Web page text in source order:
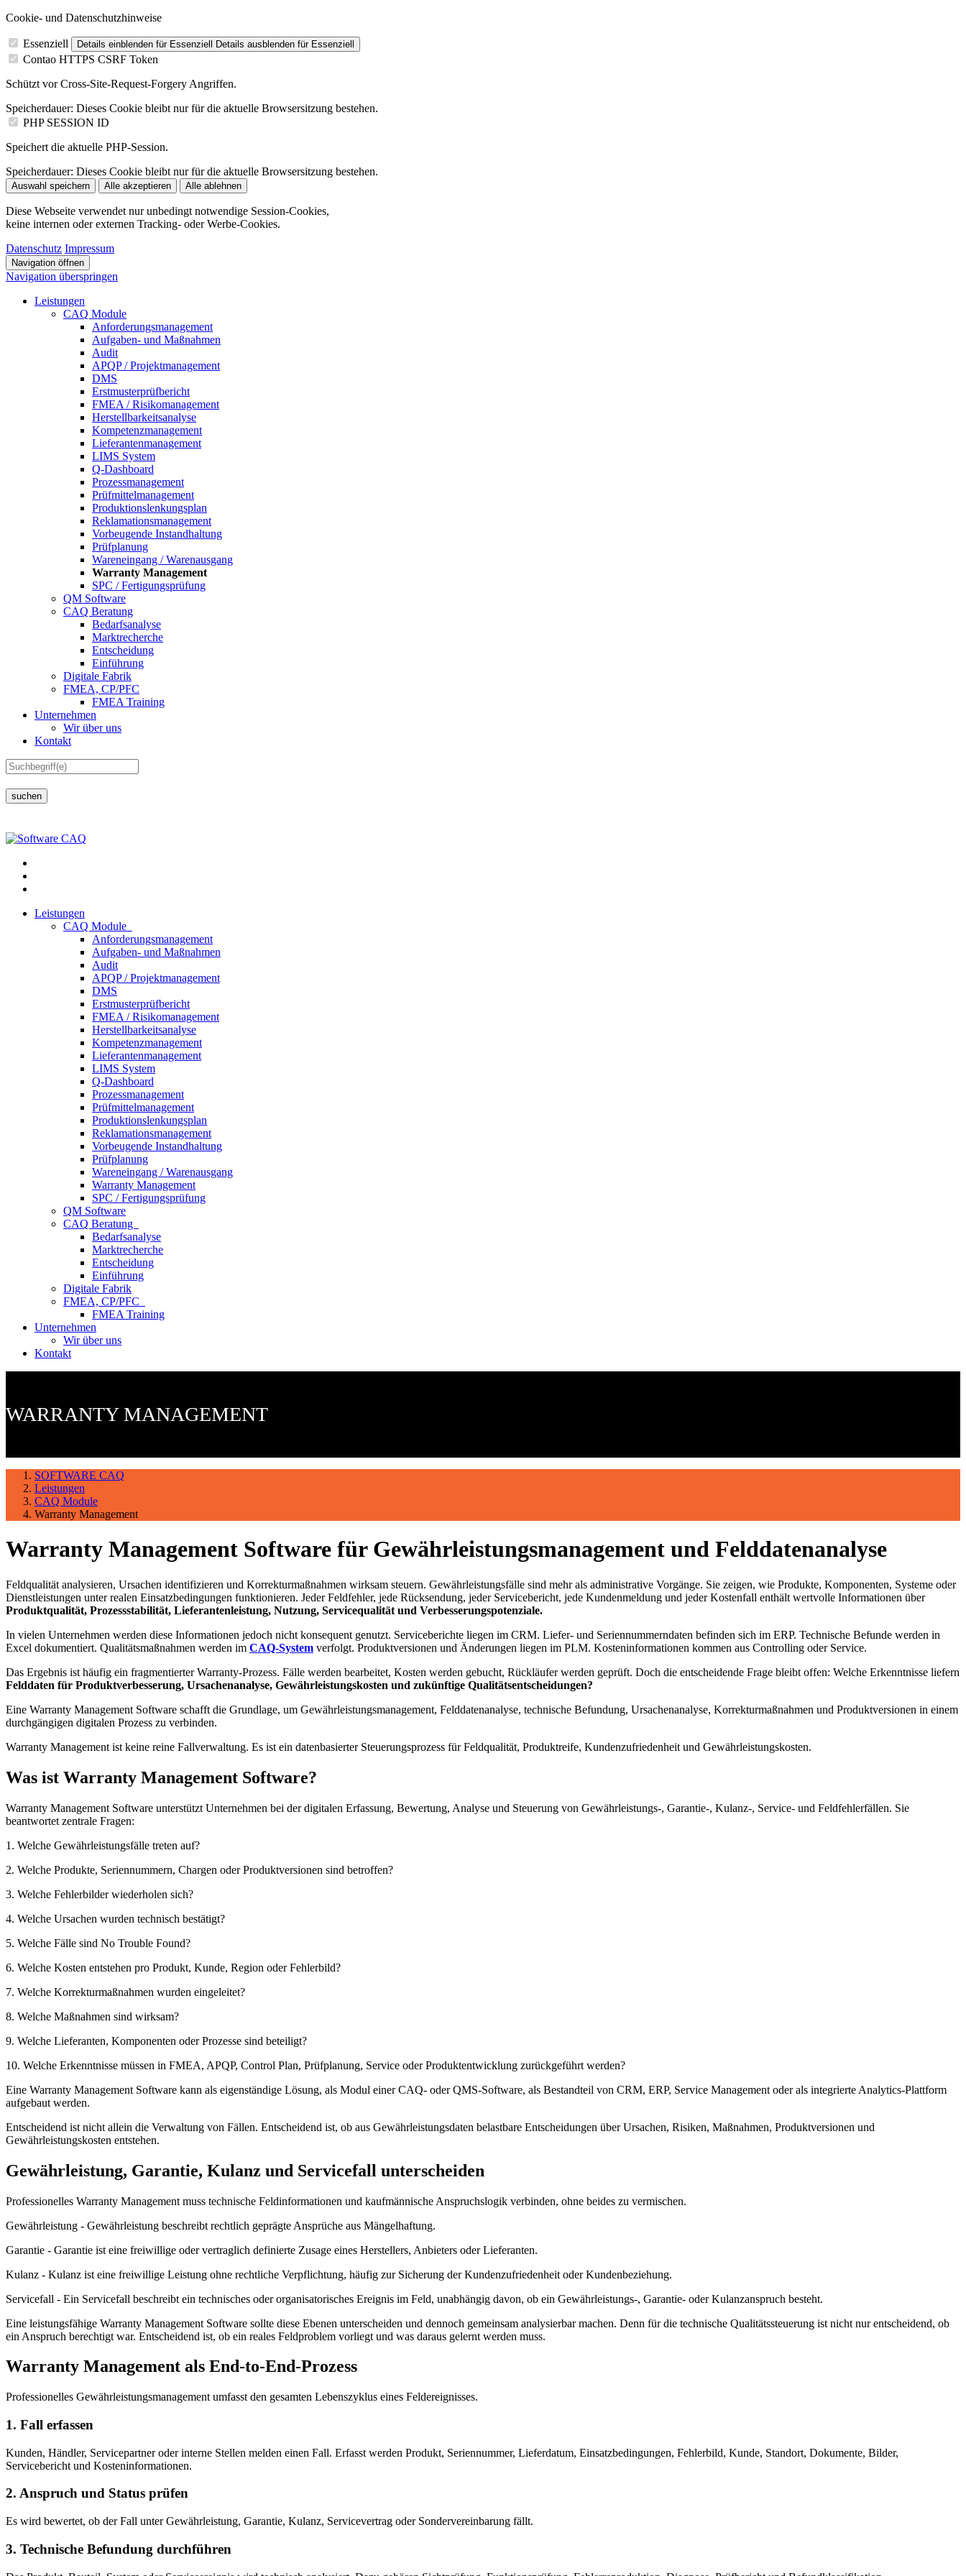
Cookie- und Datenschutzhinweise
Essenziell Details einblenden für Essenziell Details ausblenden für Essenziell
Contao HTTPS CSRF Token
Schützt vor Cross-Site-Request-Forgery Angriffen.
Speicherdauer: Dieses Cookie bleibt nur für die aktuelle Browsersitzung bestehen.
PHP SESSION ID
Speichert die aktuelle PHP-Session.
Speicherdauer: Dieses Cookie bleibt nur für die aktuelle Browsersitzung bestehen.
Auswahl speichern Alle akzeptieren Alle ablehnen
Diese Webseite verwendet nur unbedingt notwendige Session-Cookies,
keine internen oder externen Tracking- oder Werbe-Cookies.
Datenschutz Impressum
Navigation öffnen
Navigation überspringen
Leistungen
CAQ Module
Anforderungsmanagement
Aufgaben- und Maßnahmen
Audit
APQP / Projektmanagement
DMS
Erstmusterprüfbericht
FMEA / Risikomanagement
Herstellbarkeitsanalyse
Kompetenzmanagement
Lieferantenmanagement
LIMS System
Q-Dashboard
Prozessmanagement
Prüfmittelmanagement
Produktionslenkungsplan
Reklamationsmanagement
Vorbeugende Instandhaltung
Prüfplanung
Wareneingang / Warenausgang
Warranty Management
SPC / Fertigungsprüfung
QM Software
CAQ Beratung
Bedarfsanalyse
Marktrecherche
Entscheidung
Einführung
Digitale Fabrik
FMEA, CP/PFC
FMEA Training
Unternehmen
Wir über uns
Kontakt
suchen
Leistungen
CAQ Module
Anforderungsmanagement
Aufgaben- und Maßnahmen
Audit
APQP / Projektmanagement
DMS
Erstmusterprüfbericht
FMEA / Risikomanagement
Herstellbarkeitsanalyse
Kompetenzmanagement
Lieferantenmanagement
LIMS System
Q-Dashboard
Prozessmanagement
Prüfmittelmanagement
Produktionslenkungsplan
Reklamationsmanagement
Vorbeugende Instandhaltung
Prüfplanung
Wareneingang / Warenausgang
Warranty Management
SPC / Fertigungsprüfung
QM Software
CAQ Beratung
Bedarfsanalyse
Marktrecherche
Entscheidung
Einführung
Digitale Fabrik
FMEA, CP/PFC
FMEA Training
Unternehmen
Wir über uns
Kontakt
WARRANTY MANAGEMENT
SOFTWARE CAQ
Leistungen
CAQ Module
Warranty Management
Warranty Management Software für Gewährleistungsmanagement und Felddatenanalyse
Feldqualität analysieren, Ursachen identifizieren und Korrekturmaßnahmen wirksam steuern. Gewährleistungsfälle sind mehr als administrative Vorgänge. Sie zeigen, wie Produkte, Komponenten, Systeme oder
Dienstleistungen unter realen Einsatzbedingungen funktionieren. Jeder Feldfehler, jede Rücksendung, jeder Servicebericht, jede Kundenmeldung und jeder Kostenfall enthält wertvolle Informationen über
Produktqualität, Prozessstabilität, Lieferantenleistung, Nutzung, Servicequalität und Verbesserungspotenziale.
In vielen Unternehmen werden diese Informationen jedoch nicht konsequent genutzt. Serviceberichte liegen im CRM. Liefer- und Seriennummerndaten befinden sich im ERP. Technische Befunde werden in
Excel dokumentiert. Qualitätsmaßnahmen werden im CAQ-System verfolgt. Produktversionen und Änderungen liegen im PLM. Kosteninformationen kommen aus Controlling oder Service.
Das Ergebnis ist häufig ein fragmentierter Warranty-Prozess. Fälle werden bearbeitet, Kosten werden gebucht, Rückläufer werden geprüft. Doch die entscheidende Frage bleibt offen: Welche Erkenntnisse liefern
Felddaten für Produktverbesserung, Ursachenanalyse, Gewährleistungskosten und zukünftige Qualitätsentscheidungen?
Eine Warranty Management Software schafft die Grundlage, um Gewährleistungsmanagement, Felddatenanalyse, technische Befundung, Ursachenanalyse, Korrekturmaßnahmen und Produktversionen in einem
durchgängigen digitalen Prozess zu verbinden.
Warranty Management ist keine reine Fallverwaltung. Es ist ein datenbasierter Steuerungsprozess für Feldqualität, Produktreife, Kundenzufriedenheit und Gewährleistungskosten.
Was ist Warranty Management Software?
Warranty Management Software unterstützt Unternehmen bei der digitalen Erfassung, Bewertung, Analyse und Steuerung von Gewährleistungs-, Garantie-, Kulanz-, Service- und Feldfehlerfällen. Sie
beantwortet zentrale Fragen:
1. Welche Gewährleistungsfälle treten auf?
2. Welche Produkte, Seriennummern, Chargen oder Produktversionen sind betroffen?
3. Welche Fehlerbilder wiederholen sich?
4. Welche Ursachen wurden technisch bestätigt?
5. Welche Fälle sind No Trouble Found?
6. Welche Kosten entstehen pro Produkt, Kunde, Region oder Fehlerbild?
7. Welche Korrekturmaßnahmen wurden eingeleitet?
8. Welche Maßnahmen sind wirksam?
9. Welche Lieferanten, Komponenten oder Prozesse sind beteiligt?
10. Welche Erkenntnisse müssen in FMEA, APQP, Control Plan, Prüfplanung, Service oder Produktentwicklung zurückgeführt werden?
Eine Warranty Management Software kann als eigenständige Lösung, als Modul einer CAQ- oder QMS-Software, als Bestandteil von CRM, ERP, Service Management oder als integrierte Analytics-Plattform
aufgebaut werden.
Entscheidend ist nicht allein die Verwaltung von Fällen. Entscheidend ist, ob aus Gewährleistungsdaten belastbare Entscheidungen über Ursachen, Risiken, Maßnahmen, Produktversionen und
Gewährleistungskosten entstehen.
Gewährleistung, Garantie, Kulanz und Servicefall unterscheiden
Professionelles Warranty Management muss technische Feldinformationen und kaufmännische Anspruchslogik verbinden, ohne beides zu vermischen.
Gewährleistung - Gewährleistung beschreibt rechtlich geprägte Ansprüche aus Mängelhaftung.
Garantie - Garantie ist eine freiwillige oder vertraglich definierte Zusage eines Herstellers, Anbieters oder Lieferanten.
Kulanz - Kulanz ist eine freiwillige Leistung ohne rechtliche Verpflichtung, häufig zur Sicherung der Kundenzufriedenheit oder Kundenbeziehung.
Servicefall - Ein Servicefall beschreibt ein technisches oder organisatorisches Ereignis im Feld, unabhängig davon, ob ein Gewährleistungs-, Garantie- oder Kulanzanspruch besteht.
Eine leistungsfähige Warranty Management Software sollte diese Ebenen unterscheiden und dennoch gemeinsam analysierbar machen. Denn für die technische Qualitätssteuerung ist nicht nur entscheidend, ob
ein Anspruch berechtigt war. Entscheidend ist, ob ein reales Feldproblem vorliegt und was daraus gelernt werden muss.
Warranty Management als End-to-End-Prozess
Professionelles Gewährleistungsmanagement umfasst den gesamten Lebenszyklus eines Feldereignisses.
1. Fall erfassen
Kunden, Händler, Servicepartner oder interne Stellen melden einen Fall. Erfasst werden Produkt, Seriennummer, Lieferdatum, Einsatzbedingungen, Fehlerbild, Kunde, Standort, Dokumente, Bilder,
Servicebericht und Kosteninformationen.
2. Anspruch und Status prüfen
Es wird bewertet, ob der Fall unter Gewährleistung, Garantie, Kulanz, Servicevertrag oder Sondervereinbarung fällt.
3. Technische Befundung durchführen